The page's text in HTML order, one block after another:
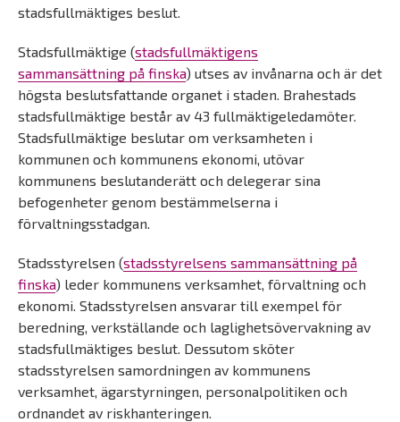
stadsfullmäktiges beslut.
Stadsfullmäktige (stadsfullmäktigens
sammansättning på finska) utses av invånarna och är det
högsta beslutsfattande organet i staden. Brahestads
stadsfullmäktige består av 43 fullmäktigeledamöter.
Stadsfullmäktige beslutar om verksamheten i
kommunen och kommunens ekonomi, utövar
kommunens beslutanderätt och delegerar sina
befogenheter genom bestämmelserna i
förvaltningsstadgan.
Stadsstyrelsen (stadsstyrelsens sammansättning på
finska) leder kommunens verksamhet, förvaltning och
ekonomi. Stadsstyrelsen ansvarar till exempel för
beredning, verkställande och laglighetsövervakning av
stadsfullmäktiges beslut. Dessutom sköter
stadsstyrelsen samordningen av kommunens
verksamhet, ägarstyrningen, personalpolitiken och
ordnandet av riskhanteringen.